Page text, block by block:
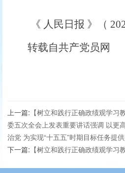
《 人民日报 》（
转载自共产党员网
上一篇: 【树立和践行正确政绩观学
委五次全会上发表重要讲话强调 以更
治党 为实现“十五五”时期目标任务提
下一篇: 【树立和践行正确政绩观学